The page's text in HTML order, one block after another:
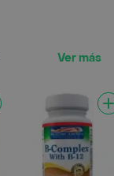
Ver más